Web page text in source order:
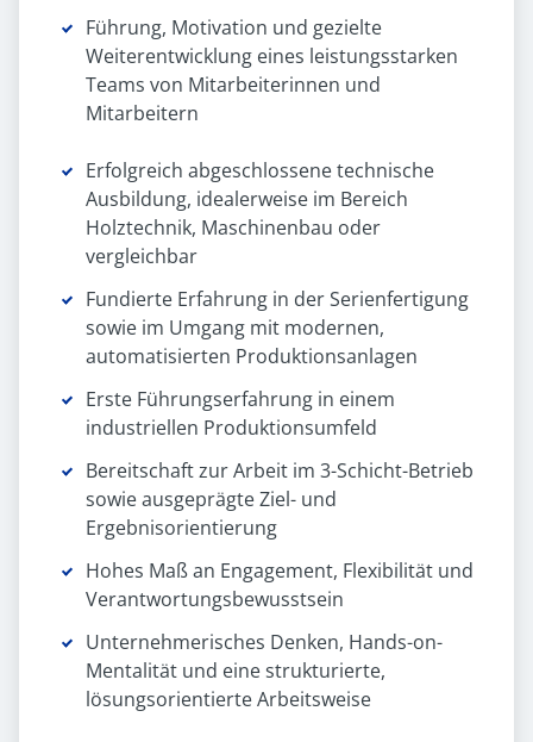
Führung, Motivation und gezielte
Weiterentwicklung eines leistungsstarken
Teams von Mitarbeiterinnen und
Mitarbeitern
Erfolgreich abgeschlossene technische
Ausbildung, idealerweise im Bereich
Holztechnik, Maschinenbau oder
vergleichbar
Fundierte Erfahrung in der Serienfertigung
sowie im Umgang mit modernen,
automatisierten Produktionsanlagen
Erste Führungserfahrung in einem
industriellen Produktionsumfeld
Bereitschaft zur Arbeit im 3-Schicht-Betrieb
sowie ausgeprägte Ziel- und
Ergebnisorientierung
Hohes Maß an Engagement, Flexibilität und
Verantwortungsbewusstsein
Unternehmerisches Denken, Hands-on-
Mentalität und eine strukturierte,
lösungsorientierte Arbeitsweise